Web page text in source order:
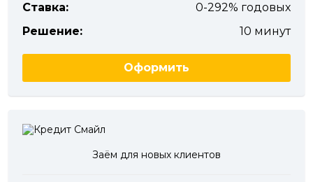
Ставка:
0-292% годовых
Решение:
10 минут
Оформить
Заём для новых клиентов